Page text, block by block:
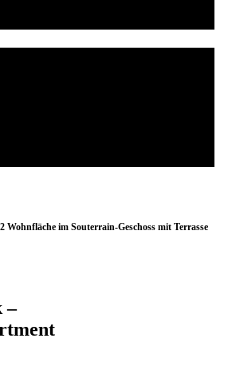
Wohnfläche im Souterrain-Geschoss mit Terrasse
–